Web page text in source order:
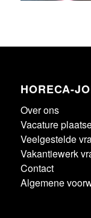
HORECA-
Over ons
Vacature
Veelgestelde
Vakantiewerk
Contact
Algemene